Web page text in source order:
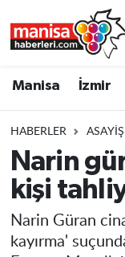
Manisa İzmir
HABERLER ASAYIŞ
Narin
kişi
Narin Güran
kayırma'
Turgutlu
Salihli
Manisa
Manisa Trafik
Süper Lig